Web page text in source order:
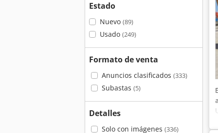
Estado
Nuevo (89)
Usado (249)
Formato de venta
Anuncios clasificados (333)
Subastas (5)
Detalles
Solo con imágenes (336)